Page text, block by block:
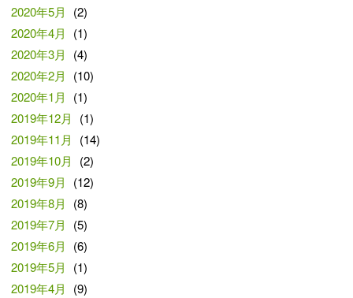
2020年5月
(2)
2020年4月
(1)
2020年3月
(4)
2020年2月
(10)
2020年1月
(1)
2019年12月
(1)
2019年11月
(14)
2019年10月
(2)
2019年9月
(12)
2019年8月
(8)
2019年7月
(5)
2019年6月
(6)
2019年5月
(1)
2019年4月
(9)